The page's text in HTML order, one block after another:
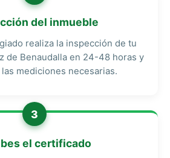
del inmueble
realiza la inspección de tu
de Benaudalla en 24-48 horas y
mediciones necesarias.
3
el certificado